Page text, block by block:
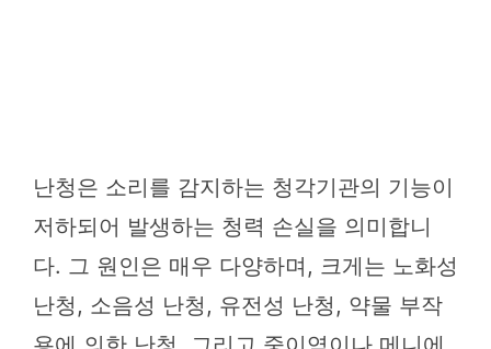
난청은 소리를 감지하는 청각기관의 기능이
저하되어 발생하는 청력 손실을 의미합니
다. 그 원인은 매우 다양하며, 크게는 노화성
난청, 소음성 난청, 유전성 난청, 약물 부작